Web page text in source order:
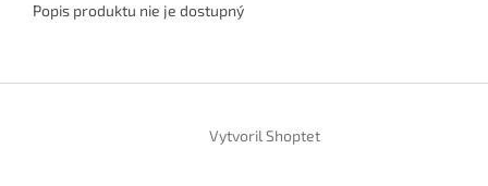
Popis produktu nie je dostupný
Vytvoril Shoptet